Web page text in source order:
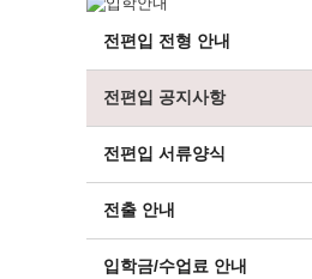
전편입 전형 안내
전편입 공지사항
전편입 서류양식
전출 안내
입학금/수업료 안내